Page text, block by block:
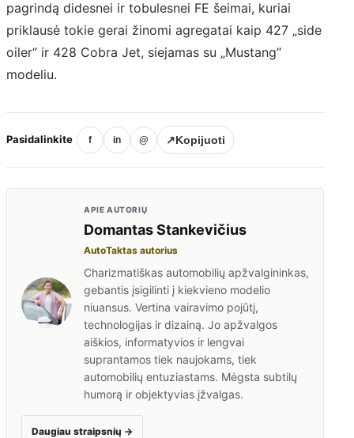
pagrindą didesnei ir tobulesnei FE šeimai, kuriai
priklausė tokie gerai žinomi agregatai kaip 427 „side
oiler“ ir 428 Cobra Jet, siejamas su „Mustang“
modeliu.
Pasidalinkite f in @ ↗Kopijuoti
APIE AUTORIŲ
Domantas Stankevičius
AutoTaktas autorius
Charizmatiškas automobilių apžvalgininkas,
gebantis įsigilinti į kiekvieno modelio
niuansus. Vertina vairavimo pojūtį,
technologijas ir dizainą. Jo apžvalgos
aiškios, informatyvios ir lengvai
suprantamos tiek naujokams, tiek
automobilių entuziastams. Mėgsta subtilų
humorą ir objektyvias įžvalgas.
Daugiau straipsnių →